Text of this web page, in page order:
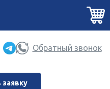
Обратный звонок